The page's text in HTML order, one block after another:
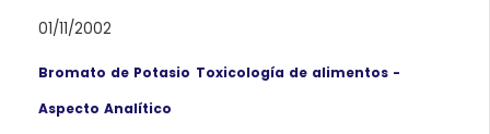
01/11/2002
Bromato de Potasio Toxicología de alimentos -
Aspecto Analítico